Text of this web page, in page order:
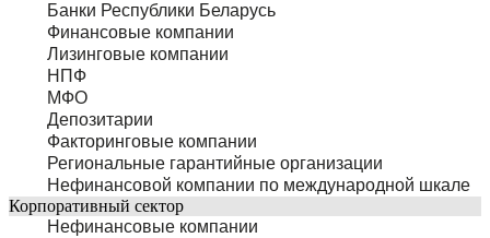
Банки Республики Беларусь
Финансовые компании
Лизинговые компании
НПФ
МФО
Депозитарии
Факторинговые компании
Региональные гарантийные организации
Нефинансовой компании по международной шкале
Корпоративный сектор
Нефинансовые компании